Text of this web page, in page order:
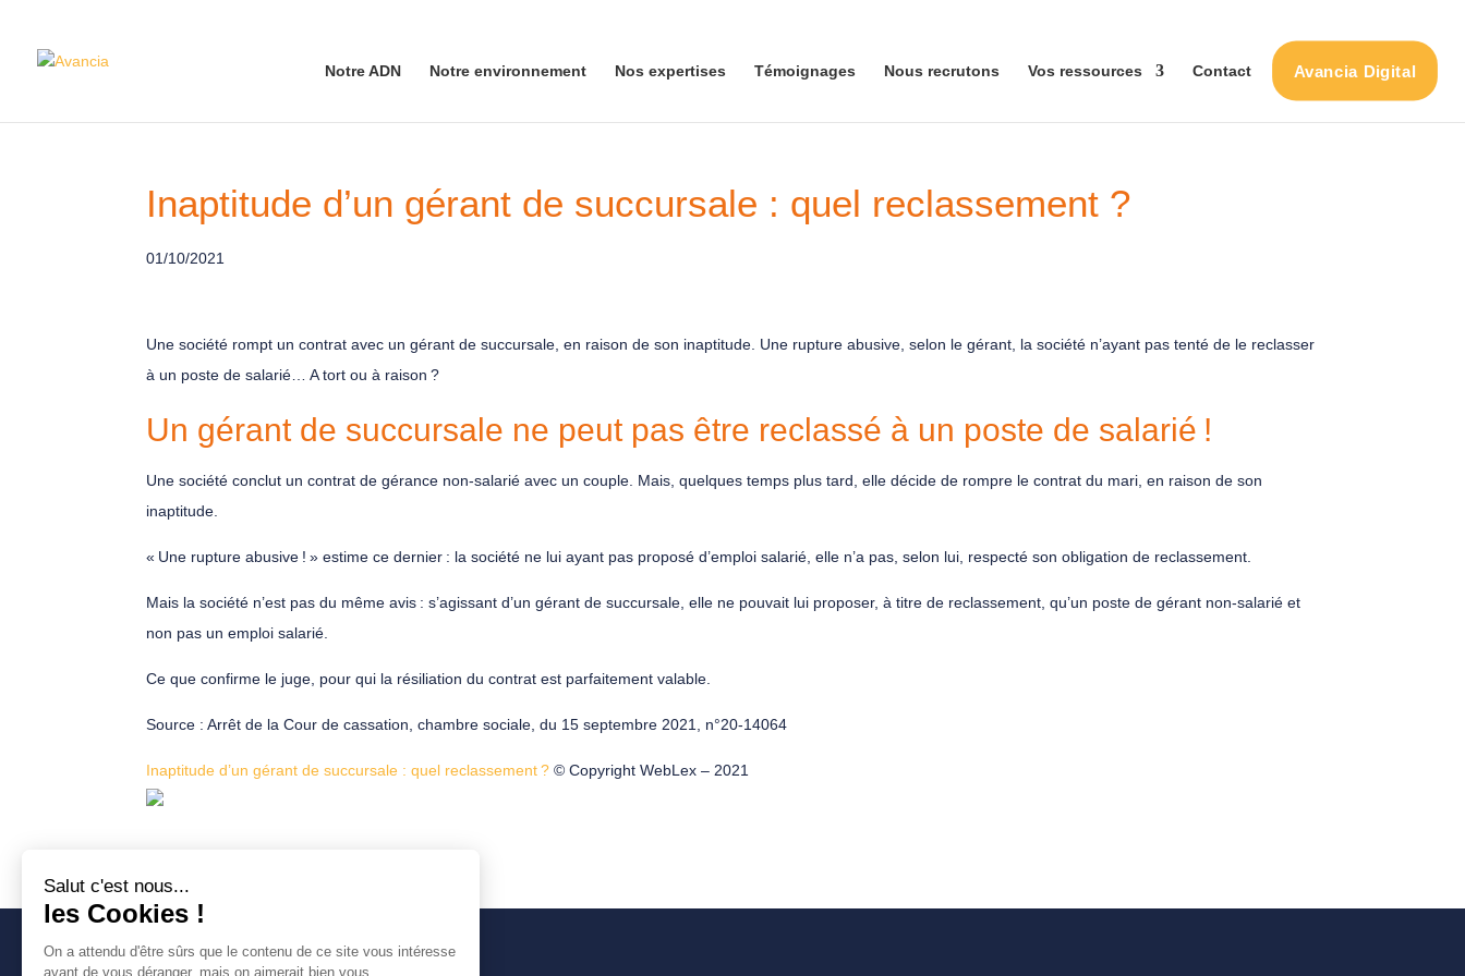
Notre ADN Notre environnement Nos expertises Témoignages Nous recrutons Vos ressources Contact Avancia Digital
Inaptitude d’un gérant de succursale : quel reclassement ?
01/10/2021
Une société rompt un contrat avec un gérant de succursale, en raison de son inaptitude. Une rupture abusive, selon le gérant, la société n’ayant pas tenté de le reclasser
à un poste de salarié… A tort ou à raison ?
Un gérant de succursale ne peut pas être reclassé à un poste de salarié !
Une société conclut un contrat de gérance non-salarié avec un couple. Mais, quelques temps plus tard, elle décide de rompre le contrat du mari, en raison de son
inaptitude.
« Une rupture abusive ! » estime ce dernier : la société ne lui ayant pas proposé d’emploi salarié, elle n’a pas, selon lui, respecté son obligation de reclassement.
Mais la société n’est pas du même avis : s’agissant d’un gérant de succursale, elle ne pouvait lui proposer, à titre de reclassement, qu’un poste de gérant non-salarié et
non pas un emploi salarié.
Ce que confirme le juge, pour qui la résiliation du contrat est parfaitement valable.
Source : Arrêt de la Cour de cassation, chambre sociale, du 15 septembre 2021, n°20-14064
Inaptitude d’un gérant de succursale : quel reclassement ? © Copyright WebLex – 2021